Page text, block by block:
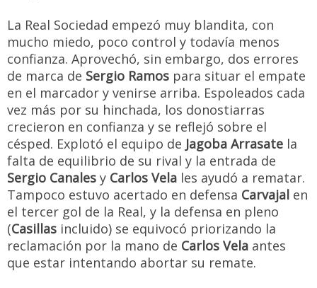
La Real Sociedad empezó muy blandita, con
mucho miedo, poco control y todavía menos
confianza. Aprovechó, sin embargo, dos errores
de marca de Sergio Ramos para situar el empate
en el marcador y venirse arriba. Espoleados cada
vez más por su hinchada, los donostiarras
crecieron en confianza y se reflejó sobre el
césped. Explotó el equipo de Jagoba Arrasate la
falta de equilibrio de su rival y la entrada de
Sergio Canales y Carlos Vela les ayudó a rematar.
Tampoco estuvo acertado en defensa Carvajal en
el tercer gol de la Real, y la defensa en pleno
(Casillas incluido) se equivocó priorizando la
reclamación por la mano de Carlos Vela antes
que estar intentando abortar su remate.